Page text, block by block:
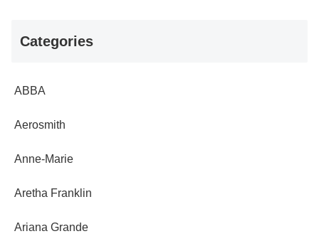
Categories
ABBA
Aerosmith
Anne-Marie
Aretha Franklin
Ariana Grande